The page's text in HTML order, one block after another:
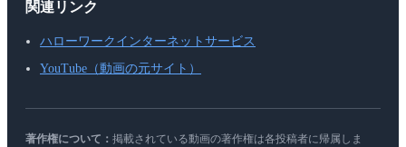
関連リンク
ハローワークインターネットサービス
YouTube（動画の元サイト）
著作権について： 掲載されている動画の著作権は各投稿者に帰属しま